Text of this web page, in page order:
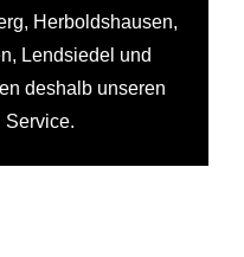
Herboldshausen,
Lendsiedel und
deshalb unseren
Service.